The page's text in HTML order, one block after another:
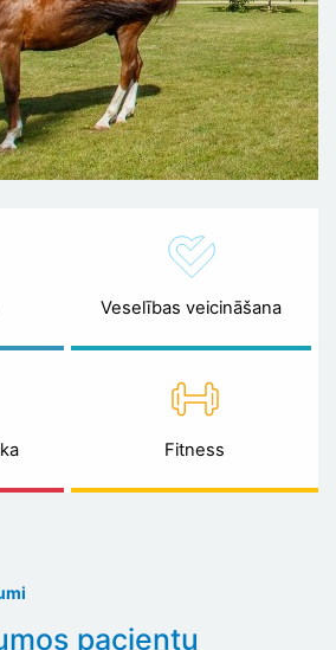
Veselības veicināšana
Fitness
pacientu